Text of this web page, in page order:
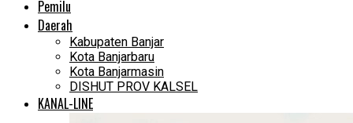
Pemilu
Daerah
Kabupaten Banjar
Kota Banjarbaru
Kota Banjarmasin
DISHUT PROV KALSEL
KANAL-LINE